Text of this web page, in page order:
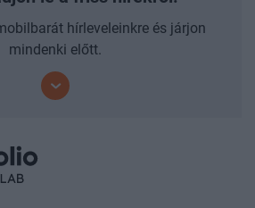
hírleveleinkre és járjon
mindenki előtt.